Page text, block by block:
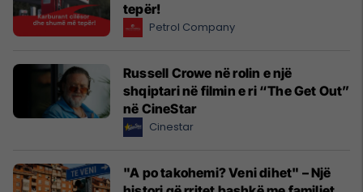
tepër!
Petrol Company
Russell Crowe në rolin e një
shqiptari në filmin e ri “The Get Out”
në CineStar
Cinestar
"A po takohemi? Veni dihet" – Një